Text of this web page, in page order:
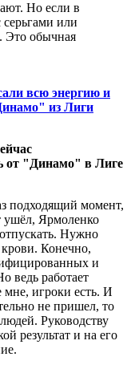
Но если в
или
Это обычная
всю энергию и
из Лиги
от "Динамо" в Лиге
подходящий момент,
ушёл, Ярмоленко
Нужно
крови. Конечно,
и
ведь работает
мне, игроки есть. И
не пришел, то
Руководству
результат и на его